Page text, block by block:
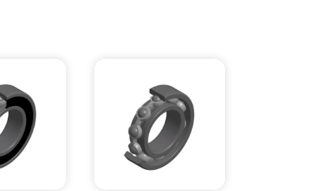
độ giới hạn bôi trơn dầu 80000 tr/min
độ giới hạn bôi trơn mỡ 49500 tr/min